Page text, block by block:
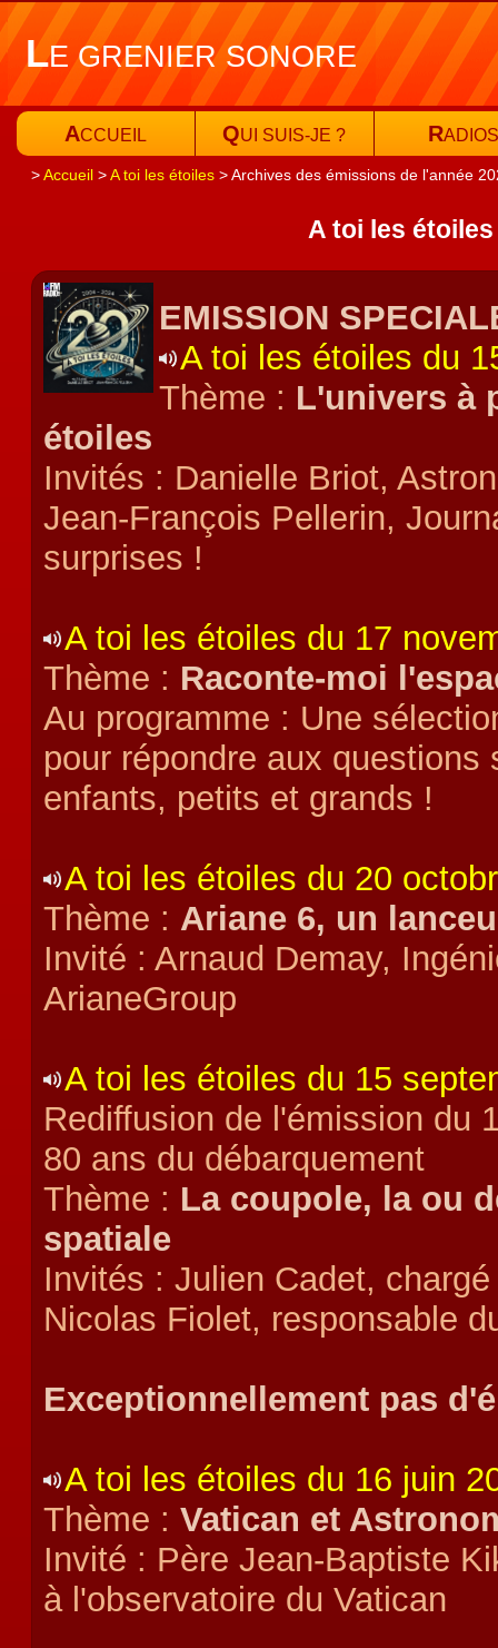
LE GRENIER SONORE
ACCUEIL QUI SUIS-JE ? RADIOS
Accueil A toi les étoiles Archives des émissions de l'année
A toi les
EMISSION
A toi les étoiles du
Thème : L'univers à
étoiles
Invités : Danielle Briot,
Jean-François Pellerin,
surprises !
A toi les étoiles du 17
Thème : Raconte-moi
Au programme : Une
pour répondre aux
enfants, petits et grands !
A toi les étoiles du 20
Thème : Ariane 6, un
Invité : Arnaud Demay,
ArianeGroup
A toi les étoiles du 15
Rediffusion de l'émission du
80 ans du débarquement
Thème : La coupole, la ou
spatiale
Invités : Julien Cadet,
Nicolas Fiolet, responsable
Exceptionnellement pas
A toi les étoiles du 16 juin
Thème : Vatican et
Invité : Père Jean-Baptiste
à l'observatoire du Vatican